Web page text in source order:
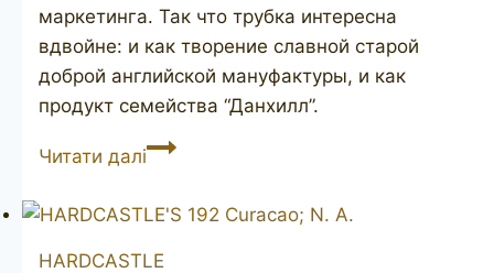
маркетинга. Так что трубка интересна
вдвойне: и как творение славной старой
доброй английской мануфактуры, и как
продукт семейства “Данхилл”.
Читати даліHARDCASTLE’S
Made
HARDCASTLE